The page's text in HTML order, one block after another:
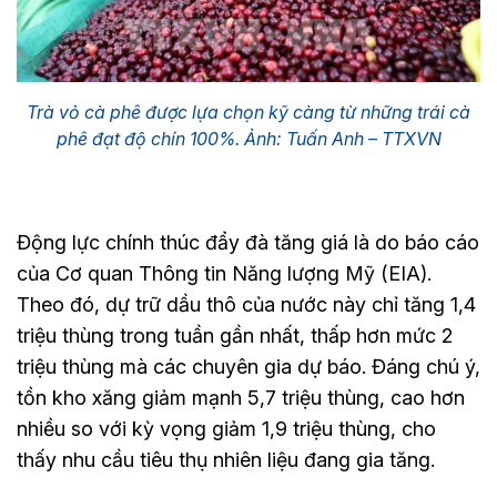
Trà vỏ cà phê được lựa chọn kỹ càng từ những trái cà
phê đạt độ chín 100%. Ảnh: Tuấn Anh – TTXVN
Động lực chính thúc đẩy đà tăng giá là do báo cáo
của Cơ quan Thông tin Năng lượng Mỹ (EIA).
Theo đó, dự trữ dầu thô của nước này chỉ tăng 1,4
triệu thùng trong tuần gần nhất, thấp hơn mức 2
triệu thùng mà các chuyên gia dự báo. Đáng chú ý,
tồn kho xăng giảm mạnh 5,7 triệu thùng, cao hơn
nhiều so với kỳ vọng giảm 1,9 triệu thùng, cho
thấy nhu cầu tiêu thụ nhiên liệu đang gia tăng.